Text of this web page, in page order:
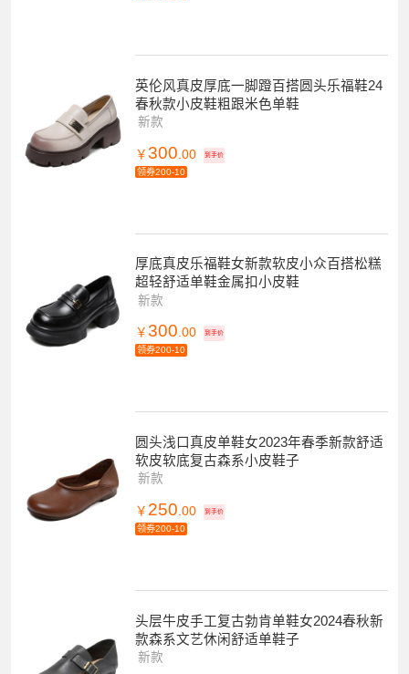
英伦风真皮厚底一脚蹬百搭圆头乐福鞋24
春秋款小皮鞋粗跟米色单鞋
新款
￥ 300 .00 到手价
领券200-10
厚底真皮乐福鞋女新款软皮小众百搭松糕
超轻舒适单鞋金属扣小皮鞋
新款
￥ 300.00 到手价
领券200-10
圆头浅口真皮单鞋女2023年春季新款舒适
软皮软底复古森系小皮鞋子
新款
￥ 250.00 到手价
领券200-10
头层牛皮手工复古勃肯单鞋女2024春秋新
款森系文艺休闲舒适单鞋子
新款